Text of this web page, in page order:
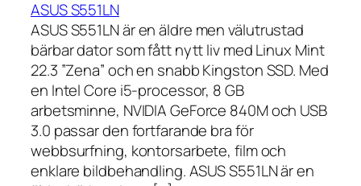
ASUS S551LN
ASUS S551LN är en äldre men välutrustad
bärbar dator som fått nytt liv med Linux Mint
22.3 ”Zena” och en snabb Kingston SSD. Med
en Intel Core i5-processor, 8 GB
arbetsminne, NVIDIA GeForce 840M och USB
3.0 passar den fortfarande bra för
webbsurfning, kontorsarbete, film och
enklare bildbehandling. ASUS S551LN är en